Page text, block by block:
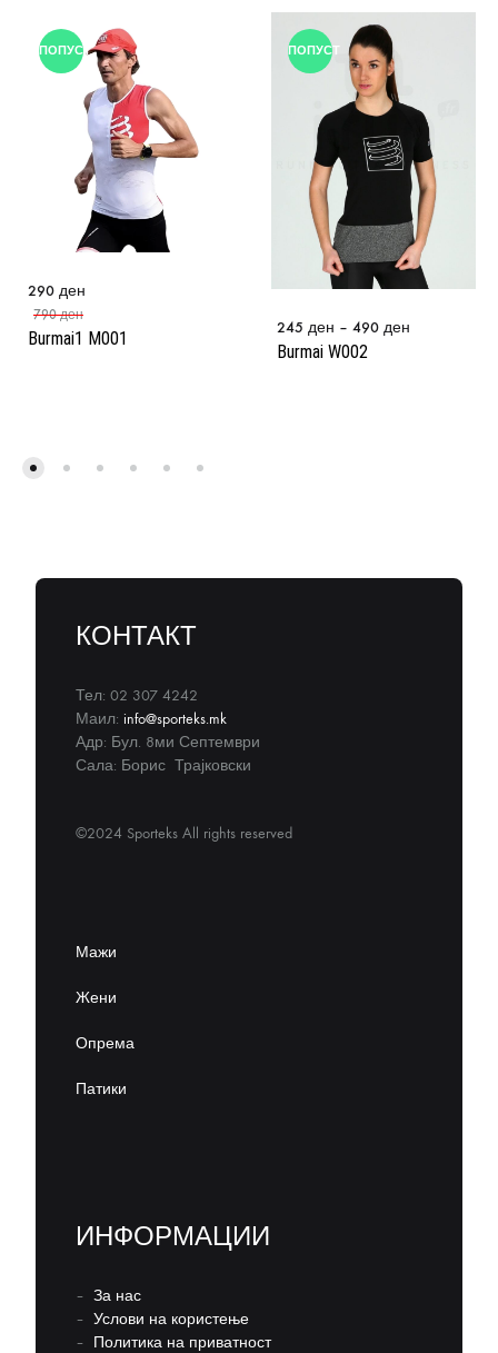
ПОПУСТ
Burmai1 M001
290 ден
790ден
ПОПУСТ
Burmai W002
245 ден – 490 ден
КОНТАКТ
Тел: 02 307 4242
Маил: info@sporteks.mk
Адр: Бул. 8ми Септември
Сала: Борис Трајковски
©2024 Sporteks All rights reserved
Мажи
Жени
Опрема
Патики
ИНФОРМАЦИИ
– За нас
– Услови на користење
– Политика на приватност